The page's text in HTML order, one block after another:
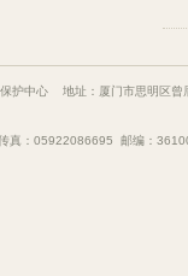
保护中心 地址：厦门市思明区曾
真：05922086695 邮编：